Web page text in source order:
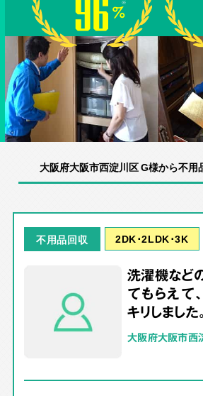
大阪府大阪市西淀川区 G様から不用
不用品回収 2DK･2LDK･3K
洗濯機など
てもらえて
キリしました。
大阪府大阪市西